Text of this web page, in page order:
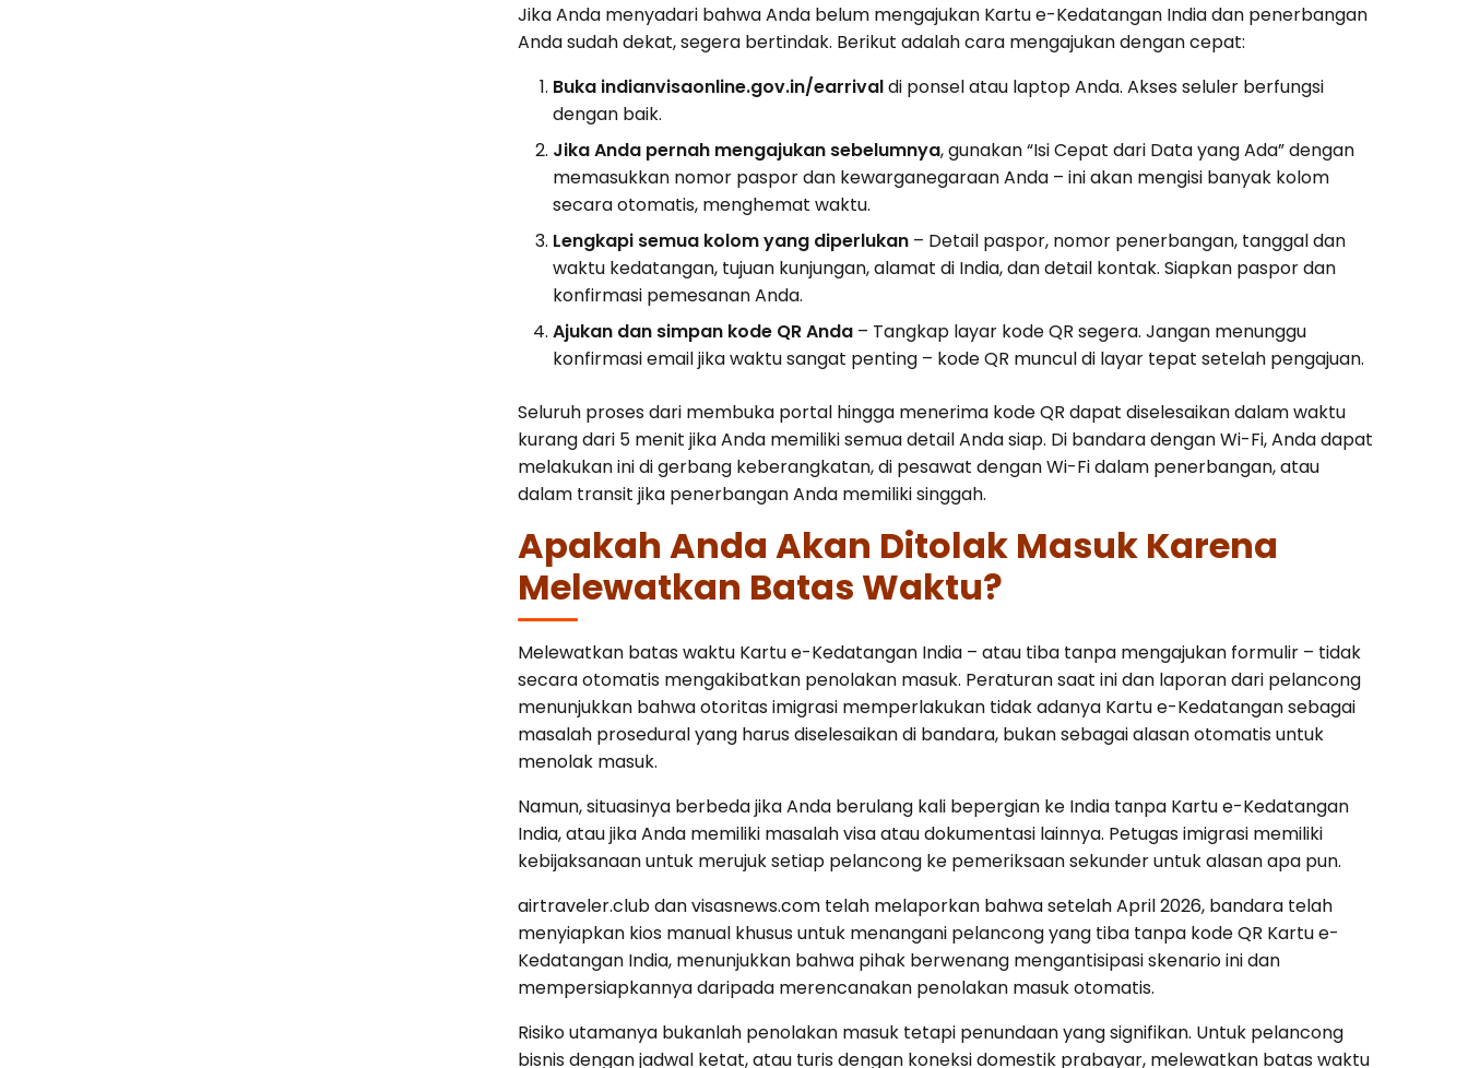
Jika Anda menyadari bahwa Anda belum mengajukan Kartu e-Kedatangan India dan penerbangan
Anda sudah dekat, segera bertindak. Berikut adalah cara mengajukan dengan cepat:
Buka indianvisaonline.gov.in/earrivaldi ponsel atau laptop Anda. Akses seluler berfungsi
dengan baik.
Jika Anda pernah mengajukan sebelumnya, gunakan “Isi Cepat dari Data yang Ada” dengan
memasukkan nomor paspor dan kewarganegaraan Anda – ini akan mengisi banyak kolom
secara otomatis, menghemat waktu.
Lengkapi semua kolom yang diperlukan – Detail paspor, nomor penerbangan, tanggal dan
waktu kedatangan, tujuan kunjungan, alamat di India, dan detail kontak. Siapkan paspor dan
konfirmasi pemesanan Anda.
Ajukan dan simpan kode QR Anda – Tangkap layar kode QR segera. Jangan menunggu
konfirmasi email jika waktu sangat penting – kode QR muncul di layar tepat setelah pengajuan.
Seluruh proses dari membuka portal hingga menerima kode QR dapat diselesaikan dalam waktu
kurang dari 5 menit jika Anda memiliki semua detail Anda siap. Di bandara dengan Wi-Fi, Anda dapat
melakukan ini di gerbang keberangkatan, di pesawat dengan Wi-Fi dalam penerbangan, atau
dalam transit jika penerbangan Anda memiliki singgah.
Apakah Anda Akan Ditolak Masuk Karena
Melewatkan Batas Waktu?
Melewatkan batas waktu Kartu e-Kedatangan India – atau tiba tanpa mengajukan formulir – tidak
secara otomatis mengakibatkan penolakan masuk. Peraturan saat ini dan laporan dari pelancong
menunjukkan bahwa otoritas imigrasi memperlakukan tidak adanya Kartu e-Kedatangan sebagai
masalah prosedural yang harus diselesaikan di bandara, bukan sebagai alasan otomatis untuk
menolak masuk.
Namun, situasinya berbeda jika Anda berulang kali bepergian ke India tanpa Kartu e-Kedatangan
India, atau jika Anda memiliki masalah visa atau dokumentasi lainnya. Petugas imigrasi memiliki
kebijaksanaan untuk merujuk setiap pelancong ke pemeriksaan sekunder untuk alasan apa pun.
airtraveler.club dan visasnews.com telah melaporkan bahwa setelah April 2026, bandara telah
menyiapkan kios manual khusus untuk menangani pelancong yang tiba tanpa kode QR Kartu e-
Kedatangan India, menunjukkan bahwa pihak berwenang mengantisipasi skenario ini dan
mempersiapkannya daripada merencanakan penolakan masuk otomatis.
Risiko utamanya bukanlah penolakan masuk tetapi penundaan yang signifikan. Untuk pelancong
bisnis dengan jadwal ketat, atau turis dengan koneksi domestik prabayar, melewatkan batas waktu